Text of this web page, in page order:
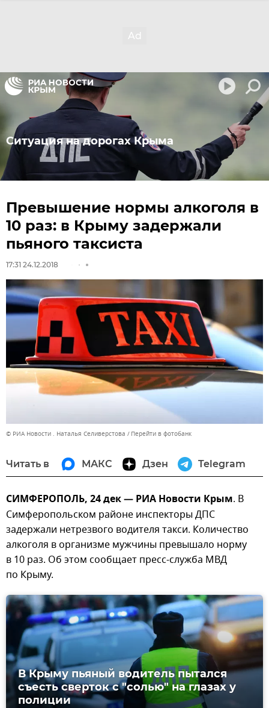
Ситуация на дорогах Крыма
Превышение нормы алкоголя в
10 раз: в Крыму задержали
пьяного таксиста
17:31 24.12.2018
© РИА Новости . Наталья Селиверстова Перейти в фотобанк
Читать в МАКС Дзен Telegram
СИМФЕРОПОЛЬ, 24 дек — РИА Новости Крым. В
Симферопольском районе инспекторы ДПС
задержали нетрезвого водителя такси. Количество
алкоголя в организме мужчины превышало норму
в 10 раз. Об этом сообщает пресс-служба МВД
по Крыму.
В Крыму пьяный водитель пытался
съесть сверток с "солью" на глазах у
полиции